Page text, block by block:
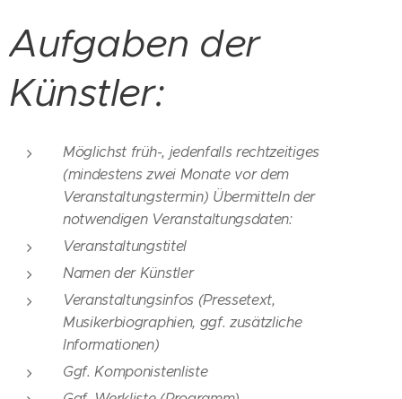
Aufgaben der
Künstler:
Möglichst früh-, jedenfalls rechtzeitiges
(mindestens zwei Monate vor dem
Veranstaltungstermin) Übermitteln der
notwendigen Veranstaltungsdaten:
Veranstaltungstitel
Namen der Künstler
Veranstaltungsinfos (Pressetext,
Musikerbiographien, ggf. zusätzliche
Informationen)
Ggf. Komponistenliste